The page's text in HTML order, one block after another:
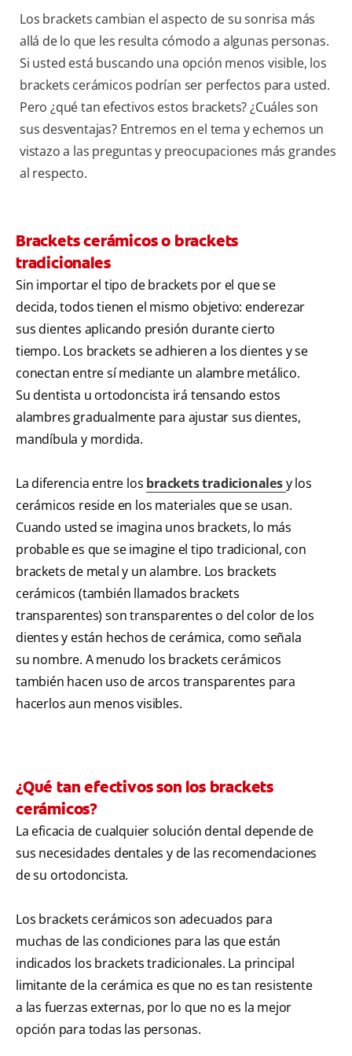
Los brackets cambian el aspecto de su sonrisa más
allá de lo que les resulta cómodo a algunas personas.
Si usted está buscando una opción menos visible, los
brackets cerámicos podrían ser perfectos para usted.
Pero ¿qué tan efectivos estos brackets? ¿Cuáles son
sus desventajas? Entremos en el tema y echemos un
vistazo a las preguntas y preocupaciones más grandes
al respecto.
Brackets cerámicos o brackets
tradicionales
Sin importar el tipo de brackets por el que se
decida, todos tienen el mismo objetivo: enderezar
sus dientes aplicando presión durante cierto
tiempo. Los brackets se adhieren a los dientes y se
conectan entre sí mediante un alambre metálico.
Su dentista u ortodoncista irá tensando estos
alambres gradualmente para ajustar sus dientes,
mandíbula y mordida.
La diferencia entre los brackets tradicionalesy los
cerámicos reside en los materiales que se usan.
Cuando usted se imagina unos brackets, lo más
probable es que se imagine el tipo tradicional, con
brackets de metal y un alambre. Los brackets
cerámicos (también llamados brackets
transparentes) son transparentes o del color de los
dientes y están hechos de cerámica, como señala
su nombre. A menudo los brackets cerámicos
también hacen uso de arcos transparentes para
hacerlos aun menos visibles.
¿Qué tan efectivos son los brackets
cerámicos?
La eficacia de cualquier solución dental depende de
sus necesidades dentales y de las recomendaciones
de su ortodoncista.
Los brackets cerámicos son adecuados para
muchas de las condiciones para las que están
indicados los brackets tradicionales. La principal
limitante de la cerámica es que no es tan resistente
a las fuerzas externas, por lo que no es la mejor
opción para todas las personas.